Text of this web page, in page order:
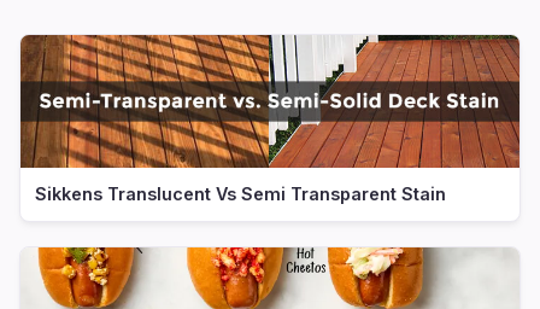
Sikkens Translucent Vs Semi Transparent Stain